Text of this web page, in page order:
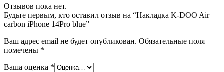
Отзывов пока нет.
Будьте первым, кто оставил отзыв на “Накладка K-DOO Air
carbon iPhone 14Pro blue”
Ваш адрес email не будет опубликован. Обязательные поля
помечены *
Ваша оценка *